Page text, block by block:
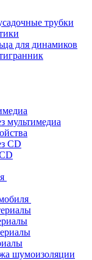
трубки
для динамиков
мультимедиа
CD
шумоизоляции